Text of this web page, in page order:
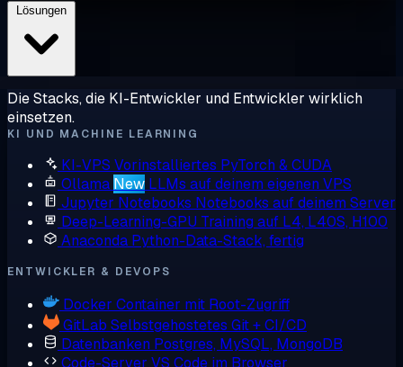
Die Stacks, die KI-Entwickler und Entwickler wirklich
einsetzen.
KI UND MACHINE LEARNING
KI-VPS Vorinstalliertes PyTorch & CUDA
Ollama New LLMs auf deinem eigenen VPS
Jupyter Notebooks Notebooks auf deinem Server
Deep-Learning-GPU Training auf L4, L40S, H100
Anaconda Python-Data-Stack, fertig
ENTWICKLER & DEVOPS
Docker Container mit Root-Zugriff
GitLab Selbstgehostetes Git + CI/CD
Datenbanken Postgres, MySQL, MongoDB
Code-Server VS Code im Browser